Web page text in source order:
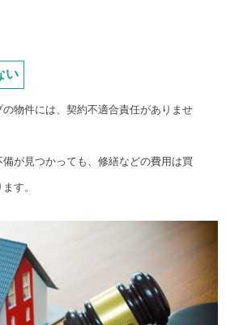
い
物件には、契約不適合責任がありませ
が見つかっても、修繕などの費用は買
す。